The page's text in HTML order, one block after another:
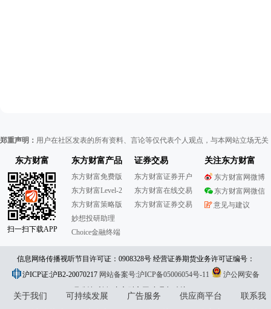
郑重声明： 用户在社区发表的所有资料、言论等仅代表个人观点，与本网站立场无
东方财富
扫一扫下载APP
东方财富产品
东方财富免费版
东方财富Level-2
东方财富策略版
妙想投研助理
Choice金融终端
证券交易
东方财富证券开户
东方财富在线交易
东方财富证券交易
关注东方财富
东方财富网微博
东方财富网微信
意见与建议
信息网络传播视听节目许可证：0908328号 经营证券期货业务许可证编号：
913101046312860336 违法和不良信息举报:021-61278686 举报邮箱：
jubao@eastmoney.com
沪ICP证:沪B2-20070217 网站备案号:沪ICP备05006054号-11
沪公网安备
31010402000120号版权所有:东方财富网意见与建议:4000300059/952500
关于我们 可持续发展 广告服务 供应商平台
联系我